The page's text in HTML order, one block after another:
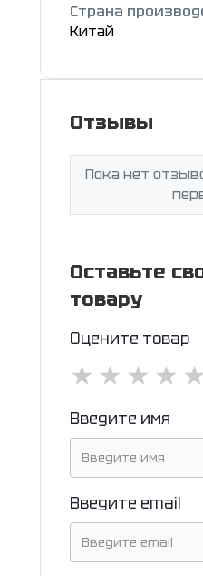
Страна
Китай
Отзывы
Пока нет
Оставьте
товару
Оцените товар
★
★
★
★
★
Введите имя
Введите email